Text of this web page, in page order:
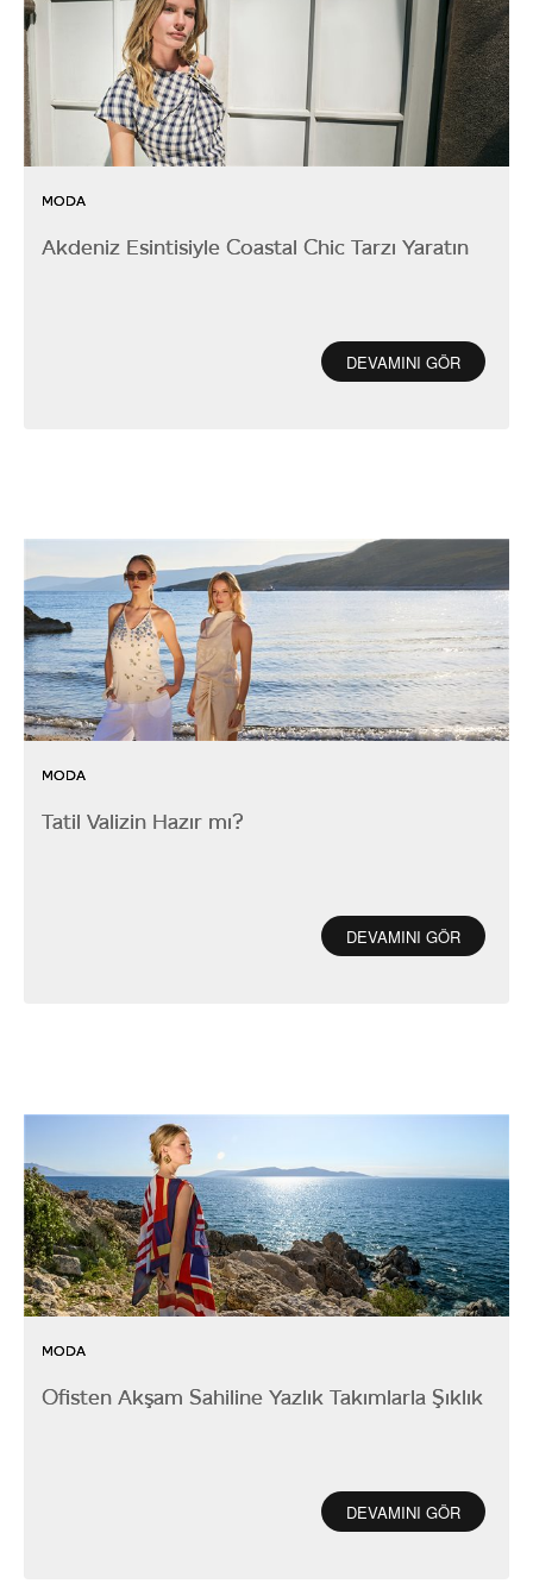
MODA
Akdeniz Esintisiyle Coastal Chic Tarzı Yaratın
DEVAMINI GÖR
MODA
Tatil Valizin Hazır mı?
DEVAMINI GÖR
MODA
Ofisten Akşam Sahiline Yazlık Takımlarla Şıklık
DEVAMINI GÖR